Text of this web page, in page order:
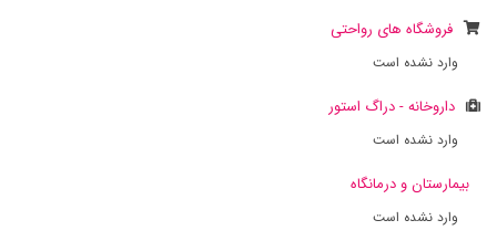
فروشگاه های رواحتی
وارد نشده است
داروخانه - دراگ استور
وارد نشده است
بیمارستان و درمانگاه
وارد نشده است